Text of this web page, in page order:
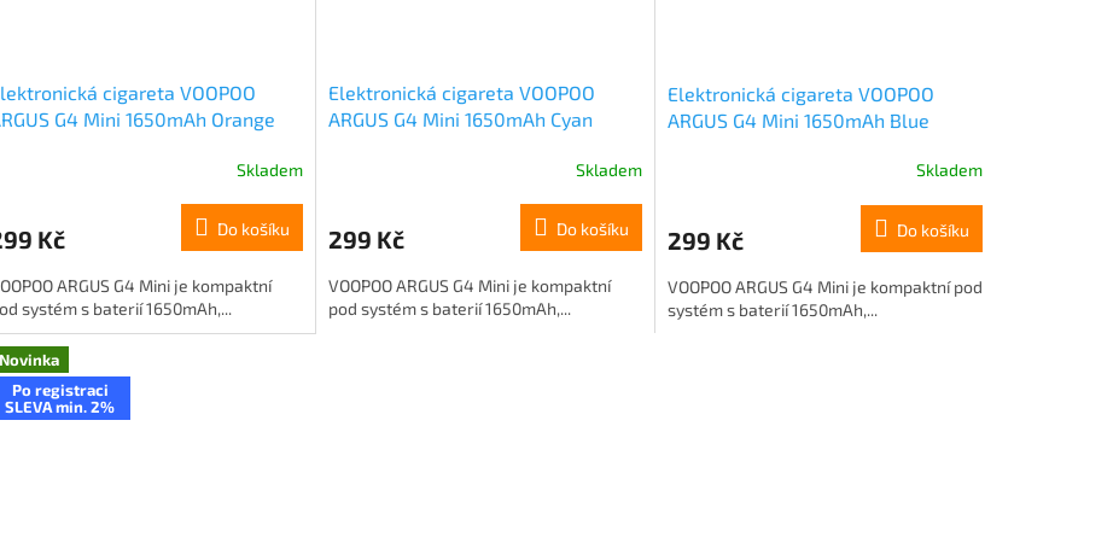
cigareta VOOPOO
G4 Mini 1650mAh Orange
Skladem
Kč Do košíku
ARGUS G4 Mini je kompaktní
systém s baterií 1650mAh,...
Elektronická cigareta VOOPOO
ARGUS G4 Mini 1650mAh Cyan
Skladem
299 Kč Do košíku
VOOPOO ARGUS G4 Mini je kompaktní
pod systém s baterií 1650mAh,...
Elektronická cigareta VOOPOO
ARGUS G4 Mini 1650mAh Blue
Skladem
299 Kč Do košíku
VOOPOO ARGUS G4 Mini je kompaktní pod
systém s baterií 1650mAh,...
Novinka
Po registraci
SLEVA min. 2%